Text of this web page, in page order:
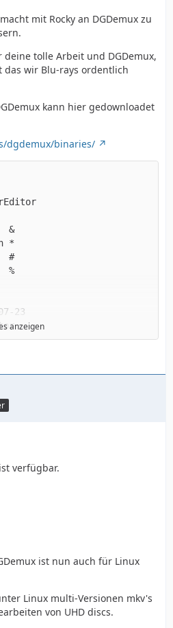
mit Rocky an DGDemux zu
deine tolle Arbeit und DGDemux,
wir Blu-rays ordentlich
kann hier gedownloadet
dgdemux/binaries/
anzeigen
verfügbar.
ist nun auch für Linux
Linux multi-Versionen mkv's
von UHD discs.